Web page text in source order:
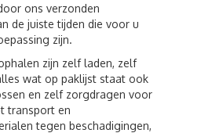
ons verzonden
de juiste tijden die voor u
zijn.
zijn zelf laden, zelf
wat op paklijst staat ook
en zelf zorgdragen voor
transport en
tegen beschadigingen,